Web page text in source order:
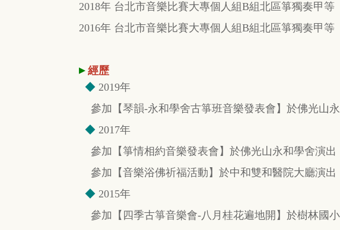
2018年 台北市音樂比賽大專個人組B組北區箏獨奏甲等
2016年 台北市音樂比賽大專個人組B組北區箏獨奏甲等
▸ 經歷
◆ 2019年
參加【琴韻-永和學舍古箏班音樂發表會】於佛光山
◆ 2017年
參加【箏情相約音樂發表會】於佛光山永和學舍演出
參加【音樂浴佛祈福活動】於中和雙和醫院大廳演出
◆ 2015年
參加【四季古箏音樂會-八月桂花遍地開】於樹林國